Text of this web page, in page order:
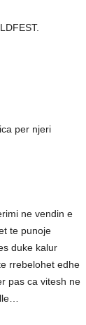
per njeri
ne vendin e
te punoje
duke kalur
rrebelohet edhe
pas ca vitesh ne